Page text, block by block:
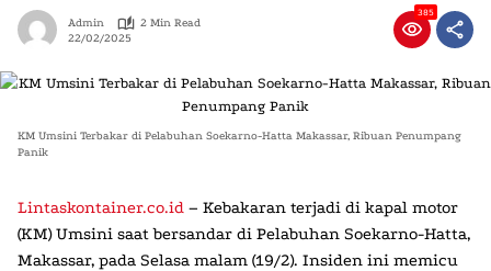
Admin
2 Min Read
22/02/2025
385
KM Umsini Terbakar di Pelabuhan Soekarno-Hatta Makassar, Ribuan Penumpang
Panik
Lintaskontainer.co.id – Kebakaran terjadi di kapal motor
(KM) Umsini saat bersandar di Pelabuhan Soekarno-Hatta,
Makassar, pada Selasa malam (19/2). Insiden ini memicu